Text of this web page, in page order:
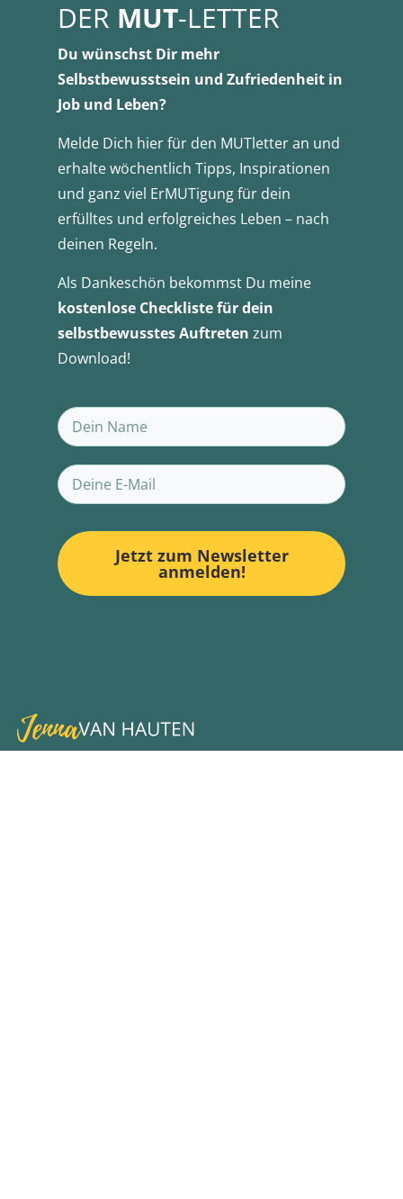
DER MUT-LETTER
Du wünschst Dir mehr
Selbstbewusstsein und Zufriedenheit in
Job und Leben?
Melde Dich hier für den MUTletter an und
erhalte wöchentlich Tipps, Inspirationen
und ganz viel ErMUTigung für dein
erfülltes und erfolgreiches Leben – nach
deinen Regeln.
Als Dankeschön bekommst Du meine
kostenlose Checkliste für dein
selbstbewusstes Auftreten zum
Download!
Jetzt zum Newsletter
anmelden!